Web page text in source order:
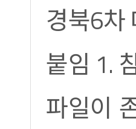
경북6차
붙임 1.
파일이